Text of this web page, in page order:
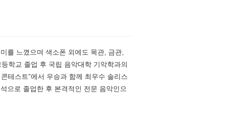
를 느꼈으며 색소폰 외에도 목관, 금관,
학교 졸업 후 국립 음악대학 기악학과의
테스트”에서 우승과 함께 최우수 솔리스
으로 졸업한 후 본격적인 전문 음악인으